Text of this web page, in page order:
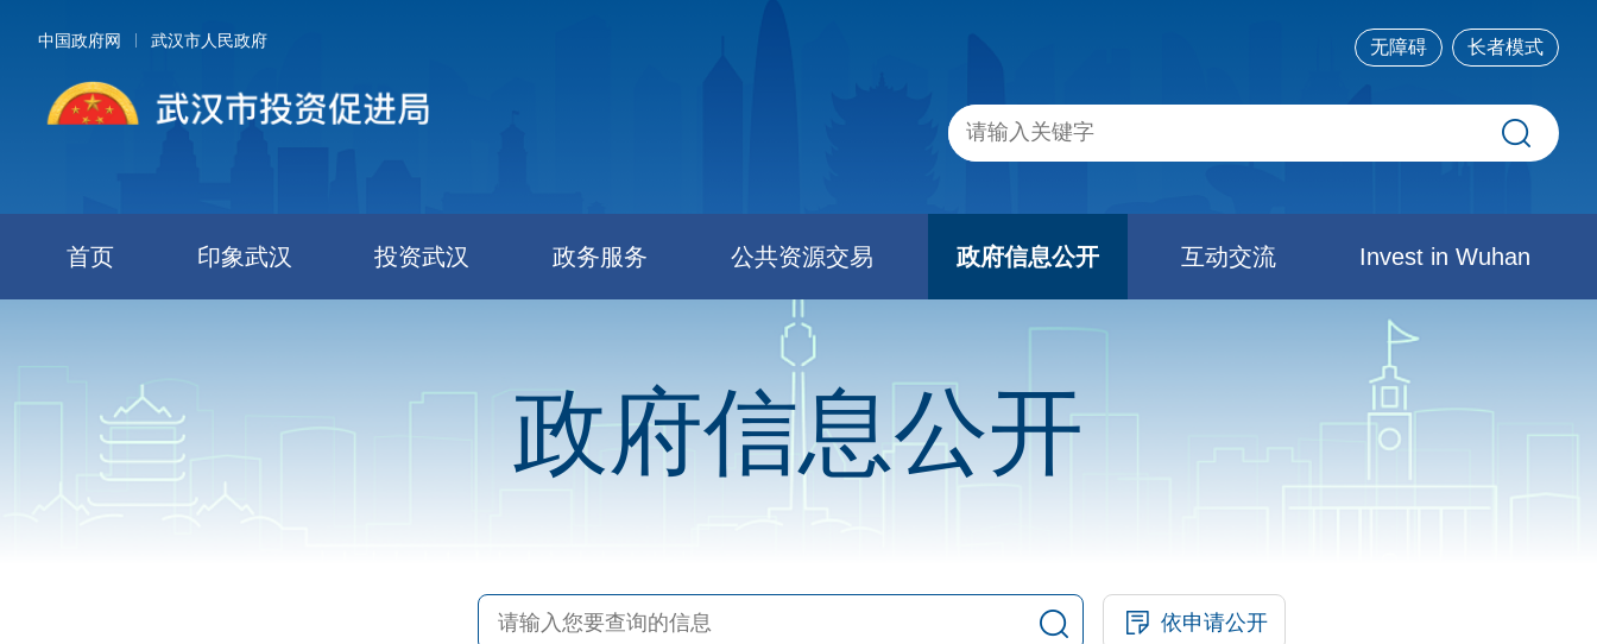
中国政府网 武汉市人民政府 无障碍 长者模式
首页 印象武汉 投资武汉 政务服务 公共资源交易 政府信息公开 互动交流 Invest in Wuhan
政府信息公开
依申请公开